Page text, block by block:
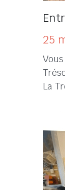
25
La